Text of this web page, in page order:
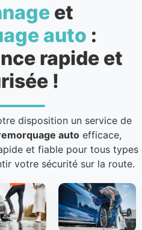
et
auto :
rapide et
!
disposition un service de
auto efficace,
et fiable pour tous types
votre sécurité sur la route.